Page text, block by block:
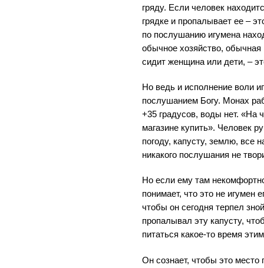
гряду. Если человек
грядке и пропалывает ее –
по послушанию игумена
обычное хозяйство, обычная
сидит женщина или дети, –
Но ведь и исполнение воли
послушанием Богу. Монах
+35 градусов, воды нет. «На
магазине купить». Человек
погоду, капусту, землю, все
никакого послушания не
Но если ему там
понимает, что это не игумен
чтобы он сегодня терпел
пропалывал эту капусту,
питаться какое-то время
Он сознает, чтобы это место